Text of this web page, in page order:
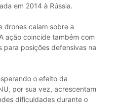
em 2014 à Rússia.
drones caíam sobre a
ação coincide também com
posições defensivas na
o efeito da
por sua vez, acrescentam
dificuldades durante o